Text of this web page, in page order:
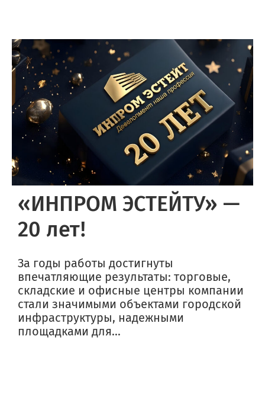
«ИНПРОМ ЭСТЕЙТУ» —
20 лет!
За годы работы достигнуты
впечатляющие результаты: торговые,
складские и офисные центры компании
стали значимыми объектами городской
инфраструктуры, надежными
площадками для...